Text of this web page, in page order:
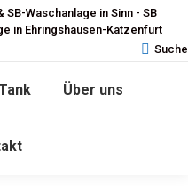
SB-Waschanlage in Sinn - SB
in Ehringshausen-Katzenfurt
Search:
Suche
Über uns